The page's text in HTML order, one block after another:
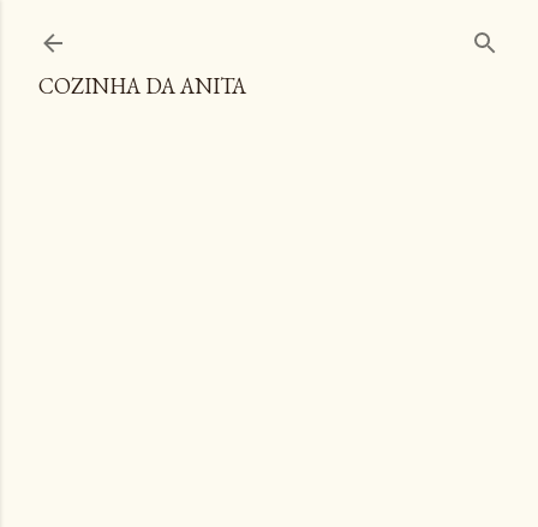
COZINHA DA ANITA